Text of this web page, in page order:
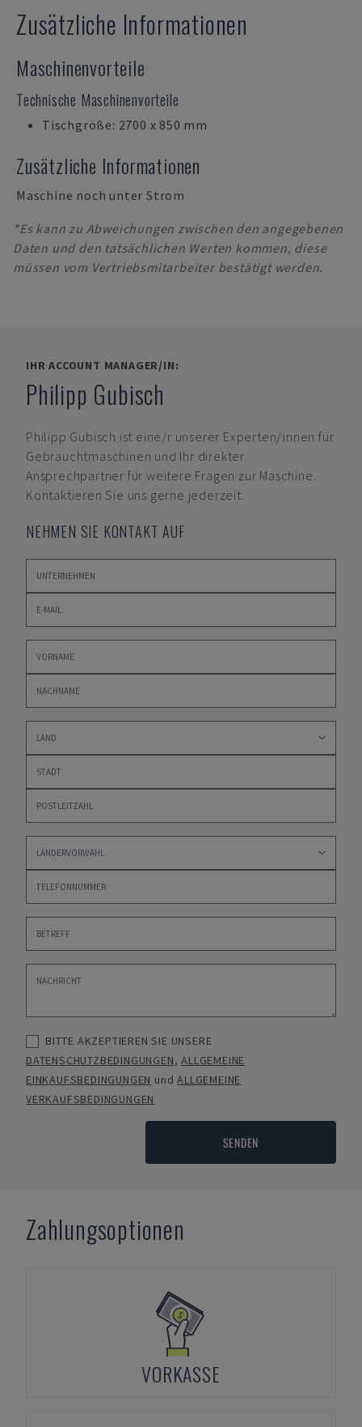
Zusätzliche Informationen
Maschinenvorteile
Technische Maschinenvorteile
Tischgröße: 2700 x 850 mm
Zusätzliche Informationen
Maschine noch unter Strom
*Es kann zu Abweichungen zwischen den angegebenen
Daten und den tatsächlichen Werten kommen, diese
müssen vom Vertriebsmitarbeiter bestätigt werden.
IHR ACCOUNT MANAGER/IN:
Philipp Gubisch
Philipp Gubisch ist eine/r unserer Experten/innen für
Gebrauchtmaschinen und Ihr direkter
Ansprechpartner für weitere Fragen zur Maschine.
Kontaktieren Sie uns gerne jederzeit.
NEHMEN SIE KONTAKT AUF
BITTE AKZEPTIEREN SIE UNSERE
DATENSCHUTZBEDINGUNGEN,ALLGEMEINE
EINKAUFSBEDINGUNGEN undALLGEMEINE
VERKAUFSBEDINGUNGEN
SENDEN
Zahlungsoptionen
VORKASSE